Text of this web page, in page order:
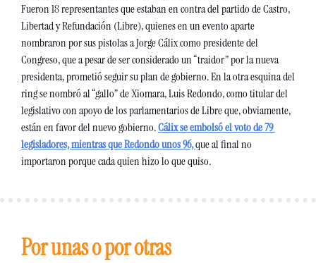
Fueron 18 representantes que estaban en contra del partido de Castro,
Libertad y Refundación (Libre), quienes en un evento aparte
nombraron por sus pistolas a Jorge Cálix como presidente del
Congreso, que a pesar de ser considerado un “traidor” por la nueva
presidenta, prometió seguir su plan de gobierno. En la otra esquina del
ring se nombró al “gallo” de Xiomara, Luis Redondo, como titular del
legislativo con apoyo de los parlamentarios de Libre que, obviamente,
están en favor del nuevo gobierno. Cálix se embolsó el voto de 79
legisladores, mientras que Redondo unos 96, que al final no
importaron porque cada quien hizo lo que quiso.
Por unas o por otras